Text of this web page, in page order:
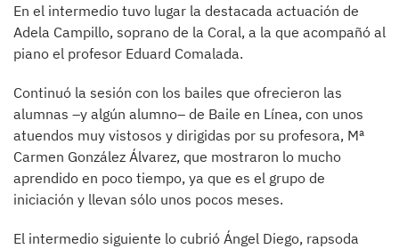
En el intermedio tuvo lugar la destacada actuación de
Adela Campillo, soprano de la Coral, a la que acompañó al
piano el profesor Eduard Comalada.
Continuó la sesión con los bailes que ofrecieron las
alumnas –y algún alumno– de Baile en Línea, con unos
atuendos muy vistosos y dirigidas por su profesora, Mª
Carmen González Álvarez, que mostraron lo mucho
aprendido en poco tiempo, ya que es el grupo de
iniciación y llevan sólo unos pocos meses.
El intermedio siguiente lo cubrió Ángel Diego, rapsoda